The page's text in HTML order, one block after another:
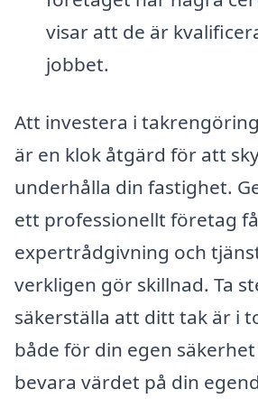
visar att de är
jobbet.
Att investera i
är en klok åtgärd för att
underhålla din fastighet.
ett professionellt företag
expertrådgivning och
verkligen gör skillnad. Ta
säkerställa att ditt tak är i
både för din egen
bevara värdet på din